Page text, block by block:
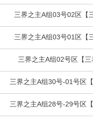
三界之主A组03号02区【
三界之主A组03号01区【
三界之主A组02号区【
三界之主A组30号-01号区
三界之主A组28号-29号区